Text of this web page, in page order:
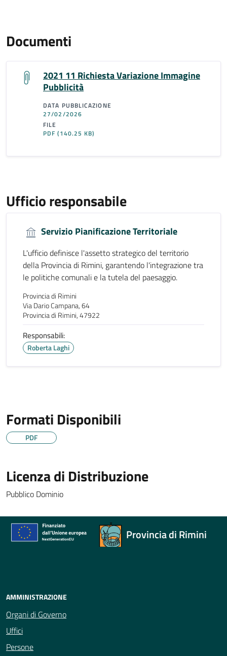
Documenti
2021 11 Richiesta Variazione Immagine
Pubblicità
DATA PUBBLICAZIONE
27/02/2026
FILE
PDF(140.25 KB)
Ufficio responsabile
Servizio Pianificazione Territoriale
L'ufficio definisce l'assetto strategico del territorio
della Provincia di Rimini, garantendo l'integrazione tra
le politiche comunali e la tutela del paesaggio.
Provincia di Rimini
Via Dario Campana, 64
Provincia di Rimini, 47922
Responsabili:
Roberta Laghi
Formati Disponibili
PDF
Licenza di Distribuzione
Pubblico Dominio
Provincia di Rimini
AMMINISTRAZIONE
Organi di Governo
Uffici
Persone